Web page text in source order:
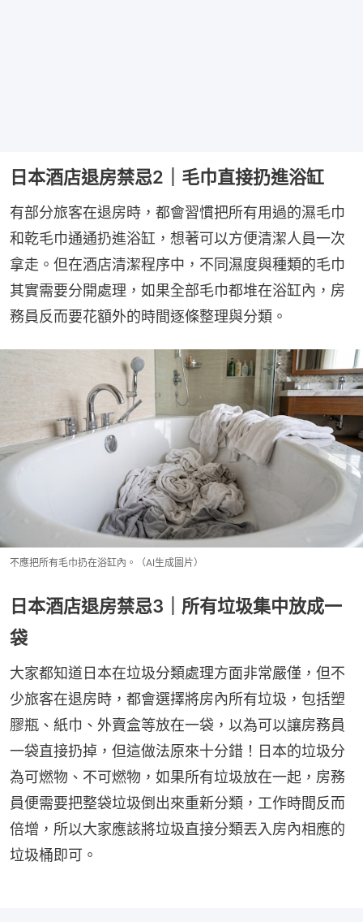
日本酒店退房禁忌2｜毛巾直接扔進浴缸
有部分旅客在退房時，都會習慣把所有用過的濕毛巾
和乾毛巾通通扔進浴缸，想著可以方便清潔人員一次
拿走。但在酒店清潔程序中，不同濕度與種類的毛巾
其實需要分開處理，如果全部毛巾都堆在浴缸內，房
務員反而要花額外的時間逐條整理與分類。
不應把所有毛巾扔在浴缸內。（AI生成圖片）
日本酒店退房禁忌3｜所有垃圾集中放成一
袋
大家都知道日本在垃圾分類處理方面非常嚴僅，但不
少旅客在退房時，都會選擇將房內所有垃圾，包括塑
膠瓶、紙巾、外賣盒等放在一袋，以為可以讓房務員
一袋直接扔掉，但這做法原來十分錯！日本的垃圾分
為可燃物、不可燃物，如果所有垃圾放在一起，房務
員便需要把整袋垃圾倒出來重新分類，工作時間反而
倍增，所以大家應該將垃圾直接分類丟入房內相應的
垃圾桶即可。